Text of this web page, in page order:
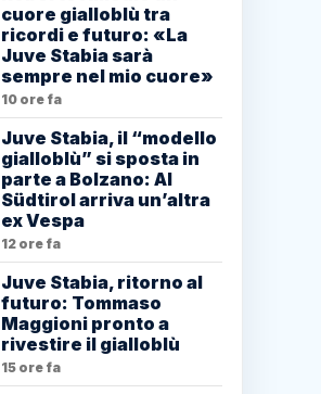
cuore gialloblù tra
ricordi e futuro: «La
Juve Stabia sarà
sempre nel mio cuore»
10 ore fa
Juve Stabia, il “modello
gialloblù” si sposta in
parte a Bolzano: Al
Südtirol arriva un’altra
ex Vespa
12 ore fa
Juve Stabia, ritorno al
futuro: Tommaso
Maggioni pronto a
rivestire il gialloblù
15 ore fa